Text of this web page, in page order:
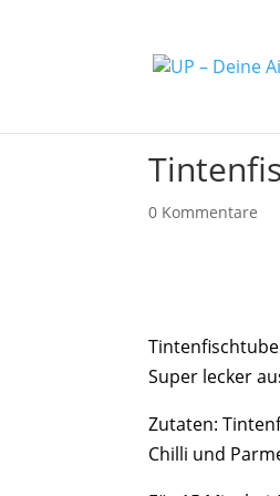
0 Kommentare
Super lecker
Zutaten:
Chilli und